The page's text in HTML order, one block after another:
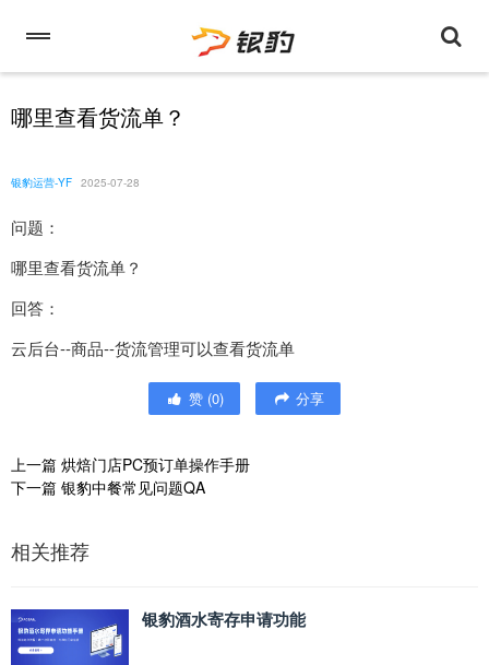
哪里查看货流单？
银豹运营-YF 2025-07-28
问题：
哪里查看货流单？
回答：
云后台--商品--货流管理可以查看货流单
赞 (0) 分享
上一篇 烘焙门店PC预订单操作手册
下一篇 银豹中餐常见问题QA
相关推荐
银豹酒水寄存申请功能